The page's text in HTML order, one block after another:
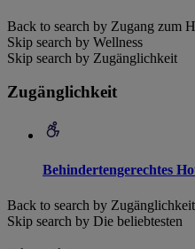
Back to search by Zugang zum
Skip search by Wellness
Skip search by Zugänglichkeit
Zugänglichkeit
Behindertengerechtes
Back to search by Zugänglichkeit
Skip search by Die beliebtesten